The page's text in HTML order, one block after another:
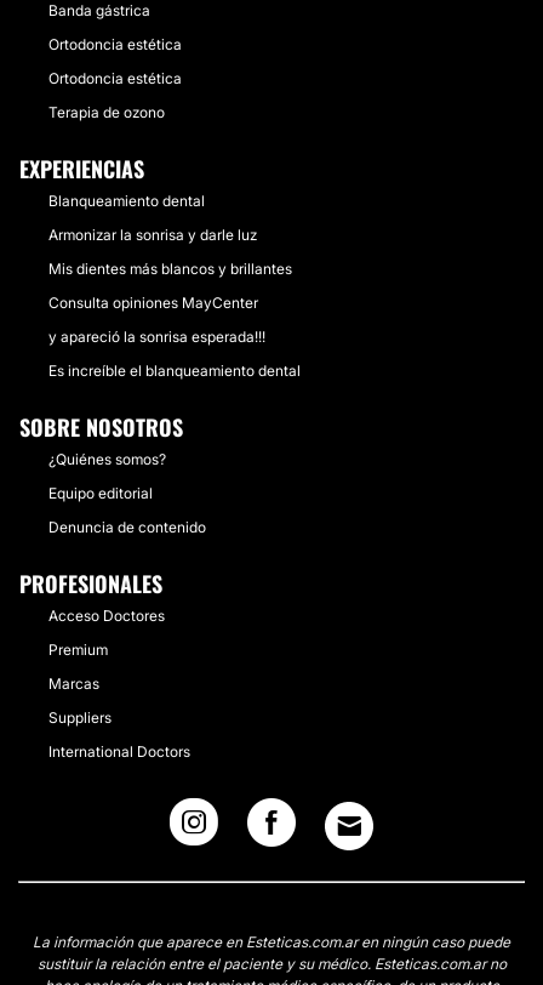
Banda gástrica
Ortodoncia estética
Ortodoncia estética
Terapia de ozono
EXPERIENCIAS
Blanqueamiento dental
Armonizar la sonrisa y darle luz
Mis dientes más blancos y brillantes
Consulta opiniones MayCenter
y apareció la sonrisa esperada!!!
Es increíble el blanqueamiento dental
SOBRE NOSOTROS
¿Quiénes somos?
Equipo editorial
Denuncia de contenido
PROFESIONALES
Acceso Doctores
Premium
Marcas
Suppliers
International Doctors
La información que aparece en Esteticas.com.ar en ningún caso puede
sustituir la relación entre el paciente y su médico. Esteticas.com.ar no